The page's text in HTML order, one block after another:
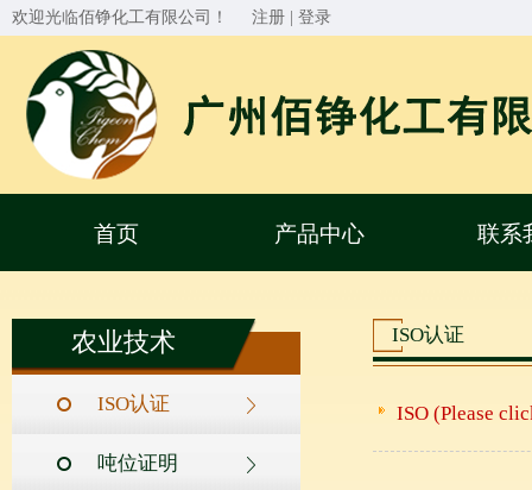
欢迎光临佰铮化工有限公司！ 注册 登录
首页 产品中心 联系
农业技术
ISO认证
吨位证明
ISO认证
ISO (Please